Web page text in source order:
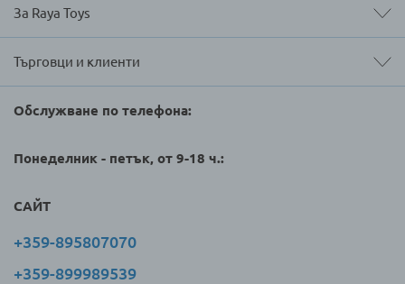
За Raya Toys
Търговци и клиенти
Обслужване по телефона:
Понеделник - петък, от 9-18 ч.:
САЙТ
+359-895807070
+359-899989539